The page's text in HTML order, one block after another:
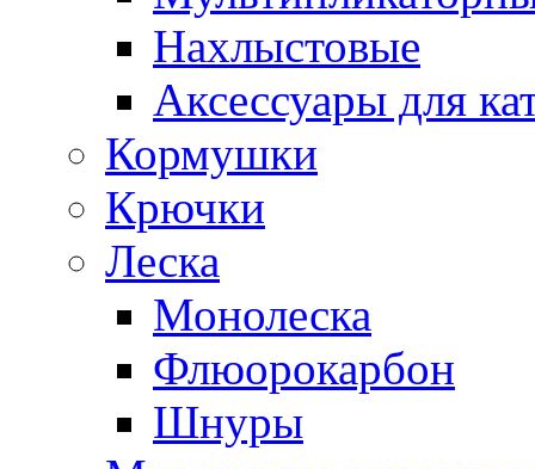
Нахлыстовые
Аксессуары для
Кормушки
Крючки
Леска
Монолеска
Флюорокарбон
Шнуры